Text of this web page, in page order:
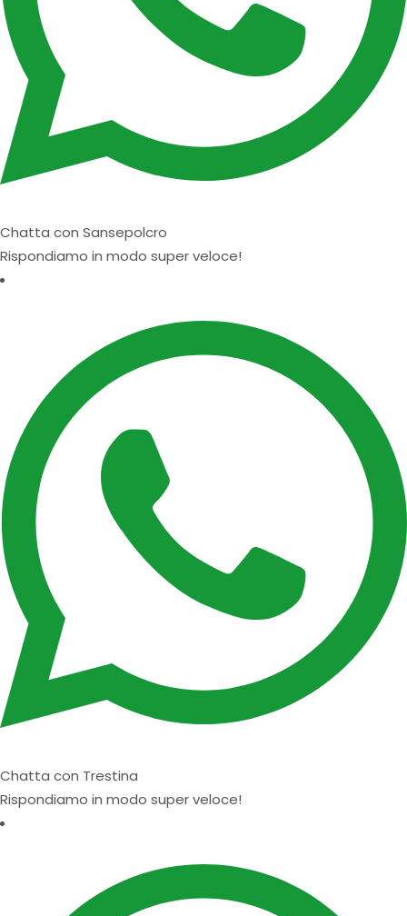
Chatta con Sansepolcro
Rispondiamo in modo super veloce!
Chatta con Trestina
Rispondiamo in modo super veloce!